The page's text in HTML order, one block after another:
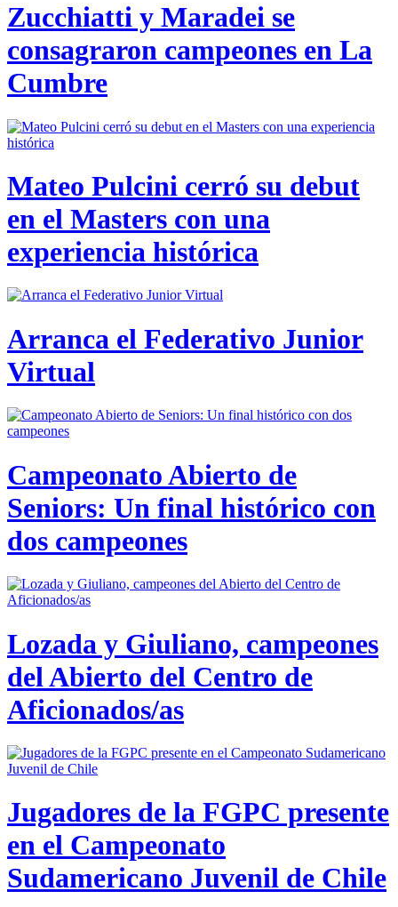
Zucchiatti y Maradei se
consagraron campeones en La
Cumbre
Mateo Pulcini cerró su debut
en el Masters con una
experiencia histórica
Arranca el Federativo Junior
Virtual
Campeonato Abierto de
Seniors: Un final histórico con
dos campeones
Lozada y Giuliano, campeones
del Abierto del Centro de
Aficionados/as
Jugadores de la FGPC presente
en el Campeonato
Sudamericano Juvenil de Chile